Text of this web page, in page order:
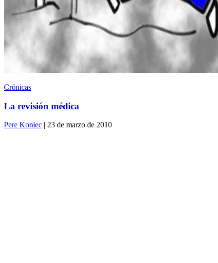
Crónicas
La revisión médica
Pere Koniec | 23 de marzo de 2010